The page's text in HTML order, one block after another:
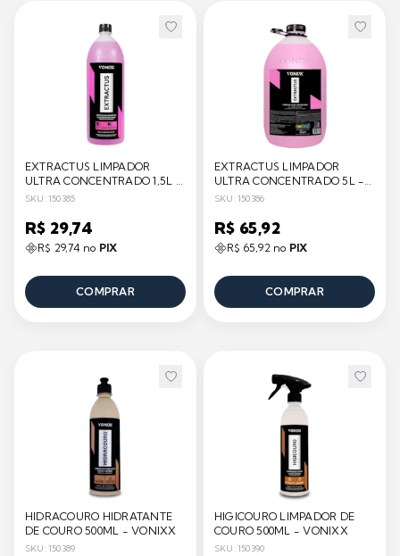
EXTRACTUS LIMPADOR
ULTRA CONCENTRADO 1,5L -
VONIXX
SKU: 150385
R$ 29,74
R$ 29,74 no PIX
COMPRAR
EXTRACTUS LIMPADOR
ULTRA CONCENTRADO 5L -
VONIXX
SKU: 150386
R$ 65,92
R$ 65,92 no PIX
COMPRAR
HIDRACOURO HIDRATANTE
DE COURO 500ML - VONIXX
SKU: 150389
HIGICOURO LIMPADOR DE
COURO 500ML - VONIXX
SKU: 150390